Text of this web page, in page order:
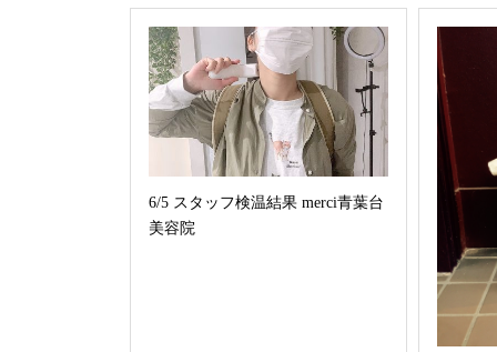
6/5 スタッフ検温結果 merci青葉台
美容院